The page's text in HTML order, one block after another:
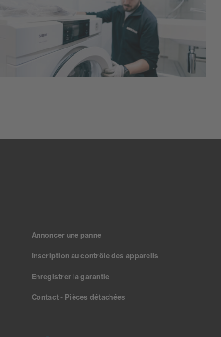
Annoncer une panne
Inscription au contrôle des appareils
Enregistrer la garantie
Contact - Pièces détachées